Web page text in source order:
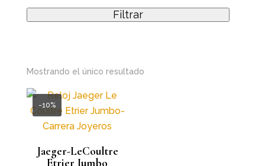
Filtrar
Mostrando el único resultado
-10%
Jaeger-LeCoultre
Etrier Jumbo